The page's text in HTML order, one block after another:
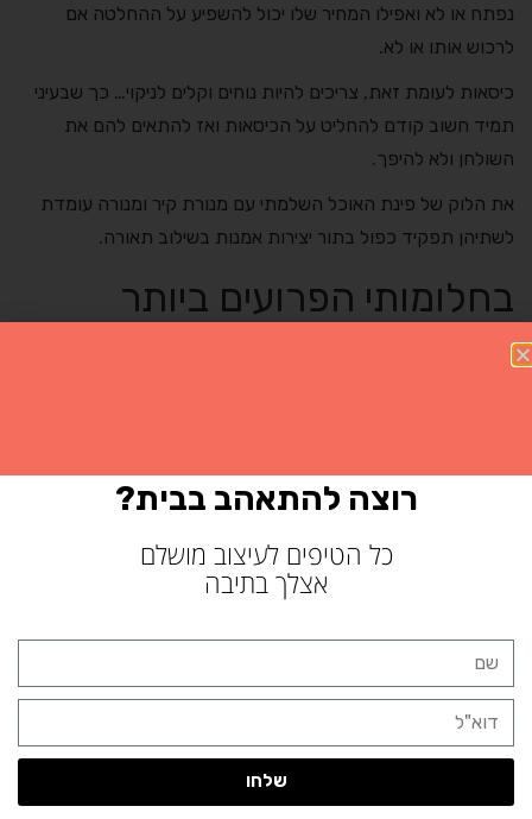
נפתח או לא ואפילו המחיר שלו יכול להשפיע על ההחלטה אם
לרכוש אותו או לא.
כיסאות לעומת זאת, צריכים להיות נוחים וקלים לניקוי… כך שבעיני
תמיד חשוב קודם להחליט על הכיסאות ואז להתאים להם את
השולחן ולא להיפך.
את הלוק של פינת האוכל השלמתי עם מנורת קיר ומנורה עומדת
לשתיהן תפקיד כפול בתור יצירות אמנות בשילוב תאורה.
בחלומותי הפרועים ביותר
רוצה להתאהב בבית?
כל הטיפים לעיצוב מושלם
אצלך בתיבה
שלחו